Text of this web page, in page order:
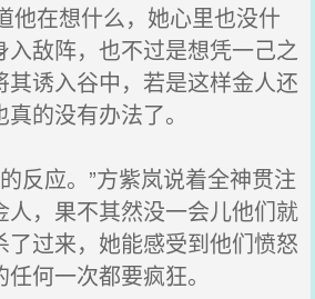
在想什么，她心里也没什
入敌阵，也不过是想凭一己之
其诱入谷中，若是这样金人还
的没有办法了。
反应。”方紫岚说着全神贯注
人，果不其然没一会儿他们就
了过来，她能感受到他们愤怒
何一次都要疯狂。